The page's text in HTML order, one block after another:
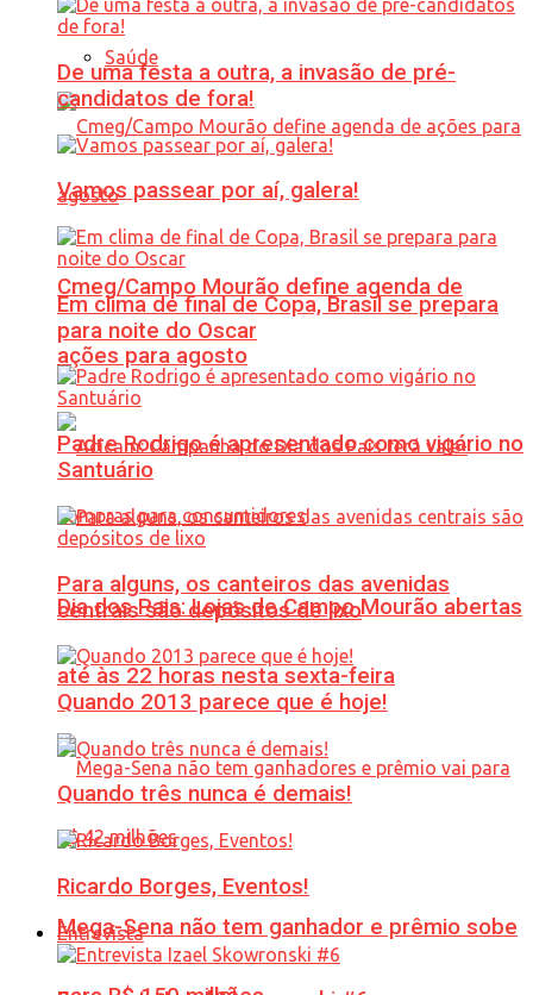
Saúde
Cmeg/Campo Mourão define agenda de
ações para agosto
Dia dos Pais: Lojas de Campo Mourão abertas
até às 22 horas nesta sexta-feira
Mega-Sena não tem ganhador e prêmio sobe
De uma festa a outra, a invasão de pré-
candidatos de fora!
Vamos passear por aí, galera!
Em clima de final de Copa, Brasil se prepara
para noite do Oscar
Padre Rodrigo é apresentado como vigário no
Santuário
Para alguns, os canteiros das avenidas
centrais são depósitos de lixo
Quando 2013 parece que é hoje!
Quando três nunca é demais!
Ricardo Borges, Eventos!
Entrevista